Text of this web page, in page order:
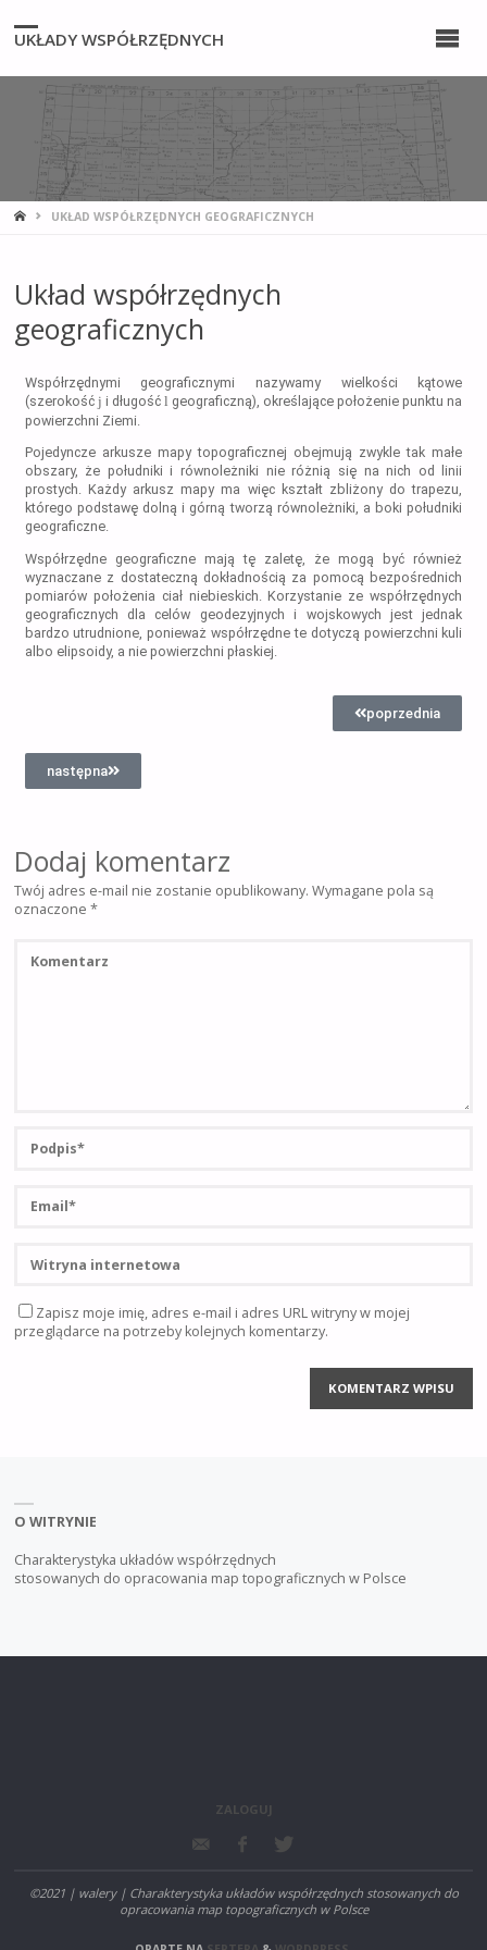
UKŁADY WSPÓŁRZĘDNYCH
UKŁAD WSPÓŁRZĘDNYCH GEOGRAFICZNYCH
Układ współrzędnych
geograficznych
Współrzędnymi geograficznymi nazywamy wielkości kątowe
(szerokość j i długość l geograficzną), określające położenie punktu na
powierzchni Ziemi.
Pojedyncze arkusze mapy topograficznej obejmują zwykle tak małe
obszary, że południki i równoleżniki nie różnią się na nich od linii
prostych. Każdy arkusz mapy ma więc kształt zbliżony do trapezu,
którego podstawę dolną i górną tworzą równoleżniki, a boki południki
geograficzne.
Współrzędne geograficzne mają tę zaletę, że mogą być również
wyznaczane z dostateczną dokładnością za pomocą bezpośrednich
pomiarów położenia ciał niebieskich. Korzystanie ze współrzędnych
geograficznych dla celów geodezyjnych i wojskowych jest jednak
bardzo utrudnione, ponieważ współrzędne te dotyczą powierzchni kuli
albo elipsoidy, a nie powierzchni płaskiej.
poprzednia
następna
Dodaj komentarz
Twój adres e-mail nie zostanie opublikowany. Wymagane pola są
oznaczone *
Zapisz moje imię, adres e-mail i adres URL witryny w mojej
przeglądarce na potrzeby kolejnych komentarzy.
O WITRYNIE
Charakterystyka układów współrzędnych
stosowanych do opracowania map topograficznych w Polsce
ZALOGUJ
©2021 | walery | Charakterystyka układów współrzędnych stosowanych do
opracowania map topograficznych w Polsce